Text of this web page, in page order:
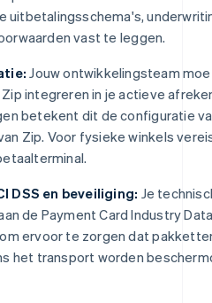
uitbetalingsschema's,
vast te leggen.
Jouw ontwikkelingsteam
integreren in je actieve
betekent dit de configuratie
Zip. Voor fysieke winkels
DSS en beveiliging: Je
de Payment Card Industry
om ervoor te zorgen dat
het transport worden